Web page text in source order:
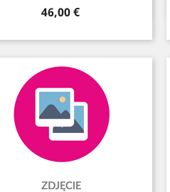
Cena
46,00 €